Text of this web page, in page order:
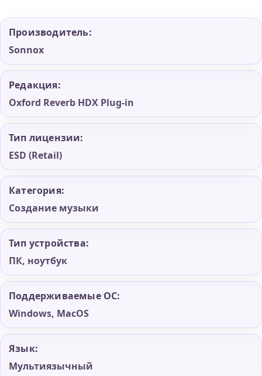
Производитель:
Sonnox
Редакция:
Oxford Reverb HDX Plug-in
Тип лицензии:
ESD (Retail)
Категория:
Создание музыки
Тип устройства:
ПК, ноутбук
Поддерживаемые ОС:
Windows, MacOS
Язык:
Мультиязычный